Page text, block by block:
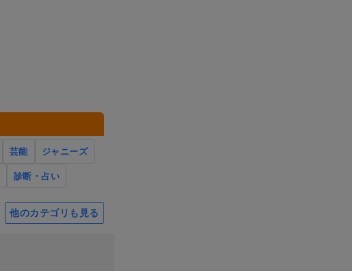
芸能
ジャニーズ
診断・占い
他のカテゴリも見る